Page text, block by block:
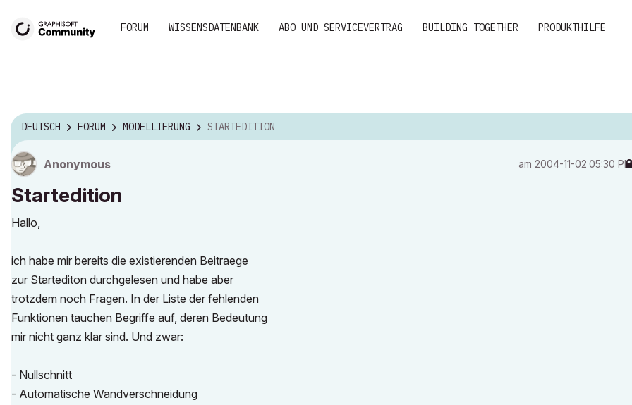
FORUM WISSENSDATENBANK ABO UND SERVICEVERTRAG BUILDING TOGETHER PRODUKTHILFE
DEUTSCH FORUM MODELLIERUNG STARTEDITION
Anonymous am ‎2004-11-02 05:30 PM
Startedition
Hallo,
ich habe mir bereits die existierenden Beitraege
zur Startediton durchgelesen und habe aber
trotzdem noch Fragen. In der Liste der fehlenden
Funktionen tauchen Begriffe auf, deren Bedeutung
mir nicht ganz klar sind. Und zwar:
- Nullschnitt
- Automatische Wandverschneidung